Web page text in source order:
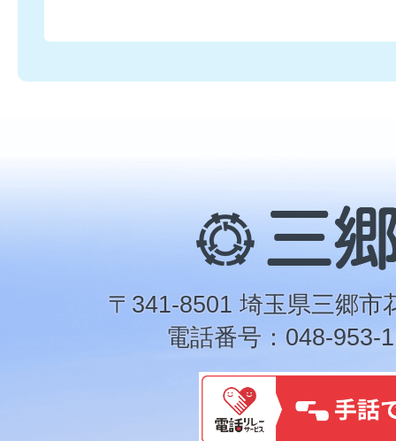
三
郷
市
〒341-8501 埼玉県三郷市
電話番号：048-953-